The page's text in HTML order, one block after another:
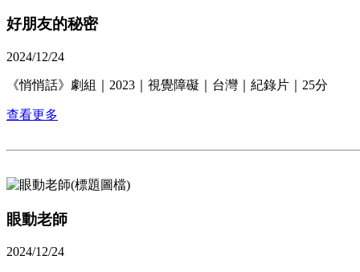
好朋友的秘密
2024/12/24
《悄悄話》劇組｜2023｜視覺障礙｜台灣｜紀錄片｜25分
查看更多
眼動老師
2024/12/24